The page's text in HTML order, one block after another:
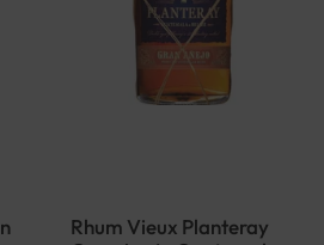
Rhum Vieux Planteray